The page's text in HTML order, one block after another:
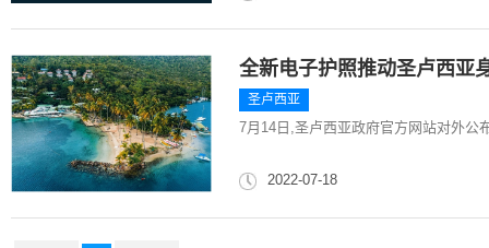
全新电子护照推动圣卢西亚
圣卢西亚
7月14日,圣卢西亚政府官方网站对外公
2022-07-18